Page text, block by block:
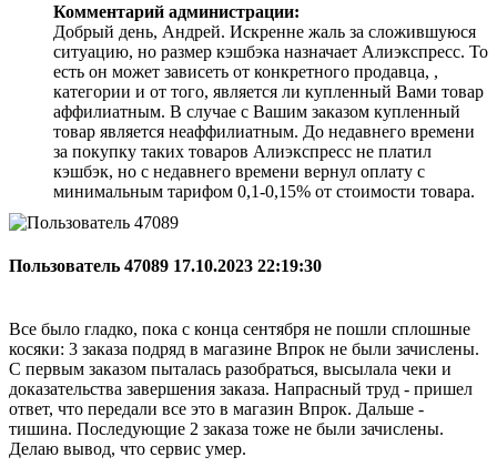
Комментарий администрации:
Добрый день, Андрей. Искренне жаль за сложившуюся
ситуацию, но размер кэшбэка назначает Алиэкспресс. То
есть он может зависеть от конкретного продавца, ,
категории и от того, является ли купленный Вами товар
аффилиатным. В случае с Вашим заказом купленный
товар является неаффилиатным. До недавнего времени
за покупку таких товаров Алиэкспресс не платил
кэшбэк, но с недавнего времени вернул оплату с
минимальным тарифом 0,1-0,15% от стоимости товара.
Пользователь 47089 17.10.2023 22:19:30
Все было гладко, пока с конца сентября не пошли сплошные
косяки: 3 заказа подряд в магазине Впрок не были зачислены.
С первым заказом пыталась разобраться, высылала чеки и
доказательства завершения заказа. Напрасный труд - пришел
ответ, что передали все это в магазин Впрок. Дальше -
тишина. Последующие 2 заказа тоже не были зачислены.
Делаю вывод, что сервис умер.